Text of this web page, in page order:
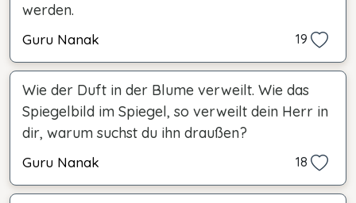
werden.
Guru Nanak 19
Wie der Duft in der Blume verweilt. Wie das
Spiegelbild im Spiegel, so verweilt dein Herr in
dir, warum suchst du ihn draußen?
Guru Nanak 18